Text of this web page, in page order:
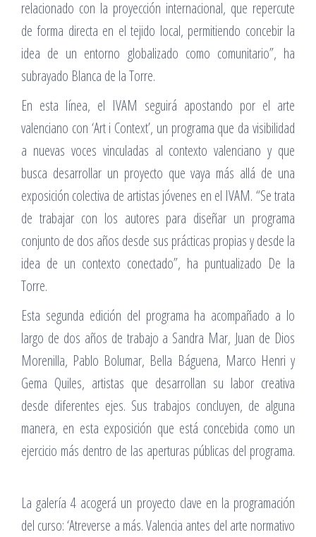
relacionado con la proyección internacional, que repercute
de forma directa en el tejido local, permitiendo concebir la
idea de un entorno globalizado como comunitario”, ha
subrayado Blanca de la Torre.
En esta línea, el IVAM seguirá apostando por el arte
valenciano con ‘Art i Context’, un programa que da visibilidad
a nuevas voces vinculadas al contexto valenciano y que
busca desarrollar un proyecto que vaya más allá de una
exposición colectiva de artistas jóvenes en el IVAM. “Se trata
de trabajar con los autores para diseñar un programa
conjunto de dos años desde sus prácticas propias y desde la
idea de un contexto conectado”, ha puntualizado De la
Torre.
Esta segunda edición del programa ha acompañado a lo
largo de dos años de trabajo a Sandra Mar, Juan de Dios
Morenilla, Pablo Bolumar, Bella Báguena, Marco Henri y
Gema Quiles, artistas que desarrollan su labor creativa
desde diferentes ejes. Sus trabajos concluyen, de alguna
manera, en esta exposición que está concebida como un
ejercicio más dentro de las aperturas públicas del programa.
La galería 4 acogerá un proyecto clave en la programación
del curso: ‘Atreverse a más. Valencia antes del arte normativo